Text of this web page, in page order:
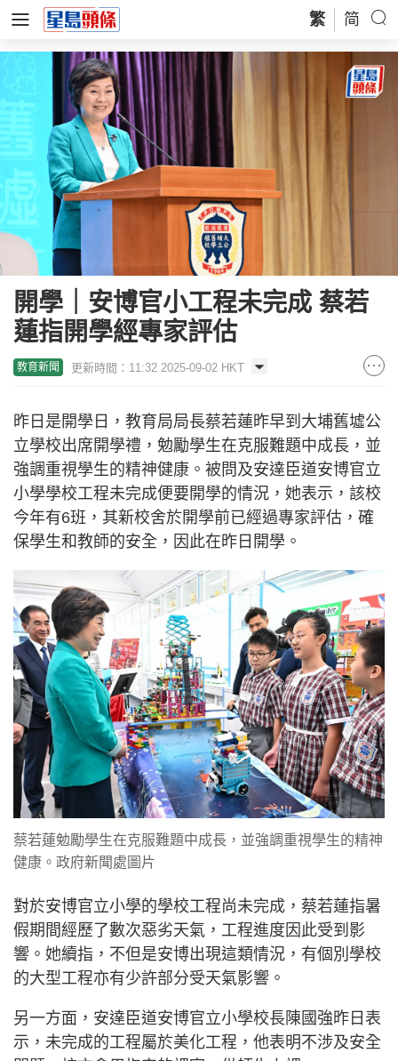
繁 简
開學｜安博官小工程未完成 蔡若
蓮指開學經專家評估
教育新聞 更新時間：11:32 2025-09-02 HKT
昨日是開學日，教育局局長蔡若蓮昨早到大埔舊墟公
立學校出席開學禮，勉勵學生在克服難題中成長，並
強調重視學生的精神健康。被問及安達臣道安博官立
小學學校工程未完成便要開學的情況，她表示，該校
今年有6班，其新校舍於開學前已經過專家評估，確
保學生和教師的安全，因此在昨日開學。
蔡若蓮勉勵學生在克服難題中成長，並強調重視學生的精神
健康。政府新聞處圖片
對於安博官立小學的學校工程尚未完成，蔡若蓮指暑
假期間經歷了數次惡劣天氣，工程進度因此受到影
響。她續指，不但是安博出現這類情況，有個別學校
的大型工程亦有少許部分受天氣影響。
另一方面，安達臣道安博官立小學校長陳國強昨日表
示，未完成的工程屬於美化工程，他表明不涉及安全